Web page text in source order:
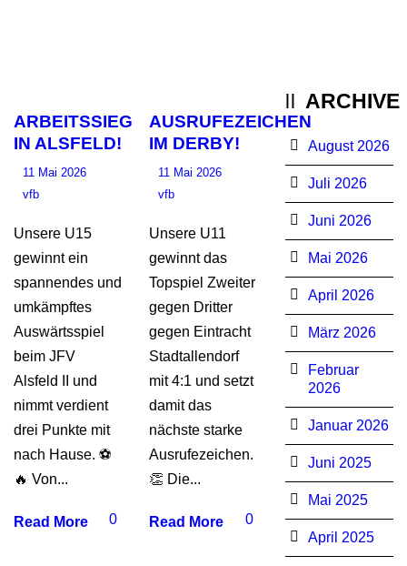
ARBEITSSIEG
IN ALSFELD!
11 Mai 2026
vfb
Unsere U15
gewinnt ein
spannendes und
umkämpftes
Auswärtsspiel
beim JFV
Alsfeld II und
nimmt verdient
drei Punkte mit
nach Hause. ⚽
🔥 Von...
Read More 0
AUSRUFEZEICHEN
IM DERBY!
11 Mai 2026
vfb
Unsere U11
gewinnt das
Topspiel Zweiter
gegen Dritter
gegen Eintracht
Stadtallendorf
mit 4:1 und setzt
damit das
nächste starke
Ausrufezeichen.
👏 Die...
Read More 0
ARCHIVE
August 2026
Juli 2026
Juni 2026
Mai 2026
April 2026
März 2026
Februar
2026
Januar 2026
Juni 2025
Mai 2025
April 2025